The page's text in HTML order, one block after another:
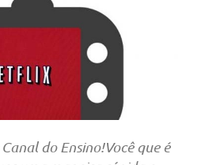
do Ensino!Você que é